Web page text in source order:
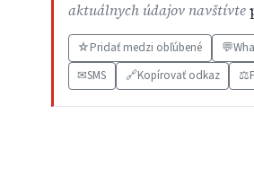
aktuálnych údajov navštívte
☆Pridať medzi obľúbené 💬
✉SMS 🔗Kopírovať odkaz ⚖️